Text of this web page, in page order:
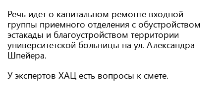
Речь идет о капитальном ремонте входной
группы приемного отделения с обустройством
эстакады и благоустройством территории
университетской больницы на ул. Александра
Шпейера.
У экспертов ХАЦ есть вопросы к смете.